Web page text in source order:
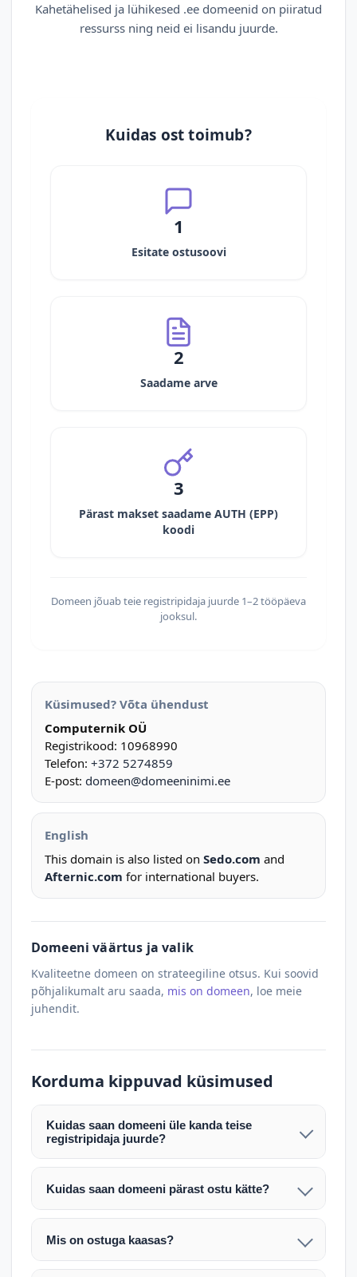
Kahetähelised ja lühikesed .ee domeenid on piiratud
ressurss ning neid ei lisandu juurde.
Kuidas ost toimub?
1
Esitate ostusoovi
2
Saadame arve
3
Pärast makset saadame AUTH (EPP)
koodi
Domeen jõuab teie registripidaja juurde 1–2 tööpäeva
jooksul.
Küsimused? Võta ühendust
Computernik OÜ
Registrikood: 10968990
Telefon: +372 5274859
E-post: domeen@domeeninimi.ee
English
This domain is also listed on Sedo.com and
Afternic.com for international buyers.
Domeeni väärtus ja valik
Kvaliteetne domeen on strateegiline otsus. Kui soovid
põhjalikumalt aru saada, mis on domeen, loe meie
juhendit.
Korduma kippuvad küsimused
Kuidas saan domeeni üle kanda teise
registripidaja juurde?
Pärast makse laekumist edastame teile domeeni
AUTH (EPP) koodi. Selle abil saate domeeni üle
Domeeni ülekandmine toimub registripidajate
tööpäeva. Täpsemad juhised saadetakse teile e-
Kuidas saan domeeni pärast ostu kätte?
Pärast ostu vormistamist väljastame arve.
Maksekinnituse järel edastame teile domeeni
enda valitud registripidaja juurde.
Mis on ostuga kaasas?
Ostuga kaasas on domeeninime omandiõigus.